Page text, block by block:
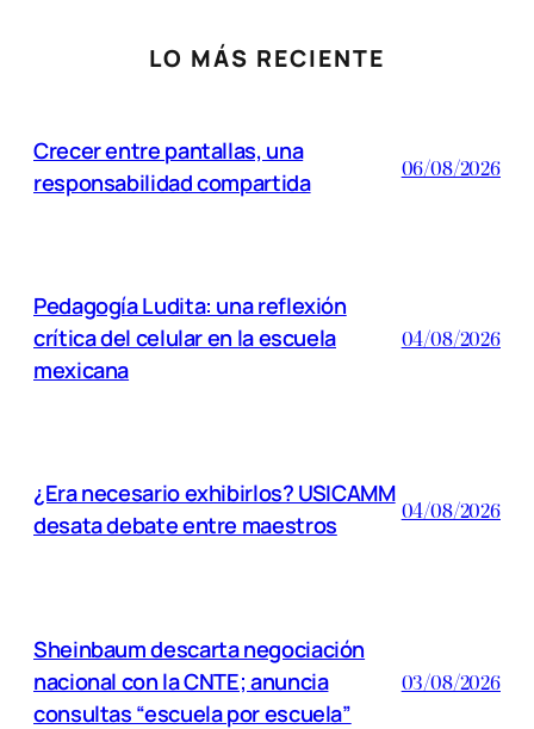
LO MÁS RECIENTE
Crecer entre pantallas, una
responsabilidad compartida
06/08/2026
Pedagogía Ludita: una reflexión
crítica del celular en la escuela
mexicana
04/08/2026
¿Era necesario exhibirlos? USICAMM
desata debate entre maestros
04/08/2026
Sheinbaum descarta negociación
nacional con la CNTE; anuncia
consultas “escuela por escuela”
03/08/2026